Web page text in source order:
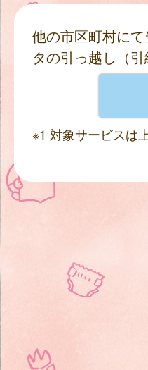
他の市区町村に
タの引っ越し（
※1 対象サービスは